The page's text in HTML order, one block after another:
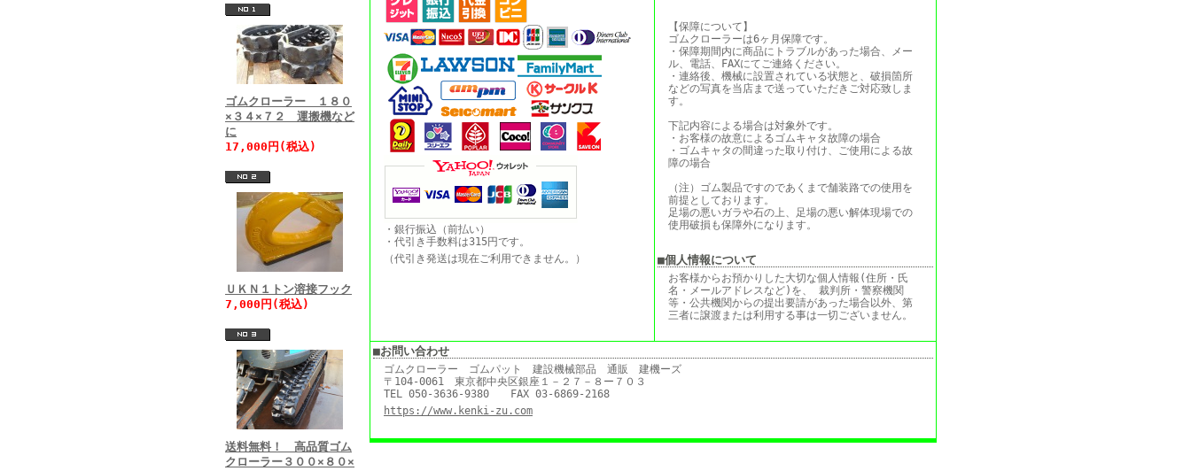
ゴムクローラー １８０
×３４×７２ 運搬機など
に
17,000円(税込)
ＵＫＮ１トン溶接フック
7,000円(税込)
送料無料！ 高品質ゴム
クローラー３００×８０×
・銀行振込（前払い）
・代引き手数料は315円です。
（代引き発送は現在ご利用できません。）
【保障について】
ゴムクローラーは6ヶ月保障です。
・保障期間内に商品にトラブルがあった場合、メー
ル、電話、FAXにてご連絡ください。
・連絡後、機械に設置されている状態と、破損箇所
などの写真を当店まで送っていただきご対応致しま
す。
下記内容による場合は対象外です。
・お客様の故意によるゴムキャタ故障の場合
・ゴムキャタの間違った取り付け、ご使用による故
障の場合
（注）ゴム製品ですのであくまで舗装路での使用を
前提としております。
足場の悪いガラや石の上、足場の悪い解体現場での
使用破損も保障外になります。
■個人情報について
お客様からお預かりした大切な個人情報(住所・氏
名・メールアドレスなど)を、 裁判所・警察機関
等・公共機関からの提出要請があった場合以外、第
三者に譲渡または利用する事は一切ございません。
■お問い合わせ
ゴムクローラー ゴムパット 建設機械部品 通販 建機ーズ
〒104-0061 東京都中央区銀座１－２７－８ー７０３
TEL 050-3636-9380 FAX 03-6869-2168
https://www.kenki-zu.com